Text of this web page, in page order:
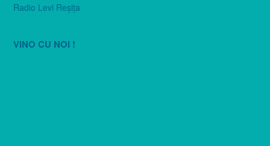
Radio Levi Reşiţa
VINO CU NOI !